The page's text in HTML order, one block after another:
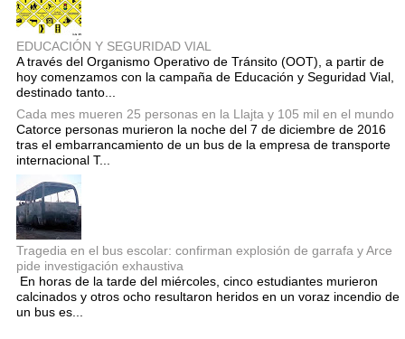
EDUCACIÓN Y SEGURIDAD VIAL
A través del Organismo Operativo de Tránsito (OOT), a partir de
hoy comenzamos con la campaña de Educación y Seguridad Vial,
destinado tanto...
Cada mes mueren 25 personas en la Llajta y 105 mil en el mundo
Catorce personas murieron la noche del 7 de diciembre de 2016
tras el embarrancamiento de un bus de la empresa de transporte
internacional T...
Tragedia en el bus escolar: confirman explosión de garrafa y Arce
pide investigación exhaustiva
En horas de la tarde del miércoles, cinco estudiantes murieron
calcinados y otros ocho resultaron heridos en un voraz incendio de
un bus es...